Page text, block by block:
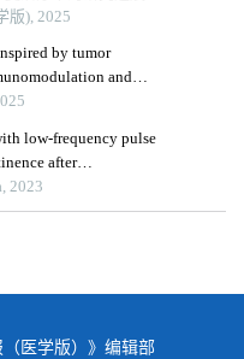
版), 2025
by tumor
and
low-frequency pulse
after
2023
医学版）》编辑部